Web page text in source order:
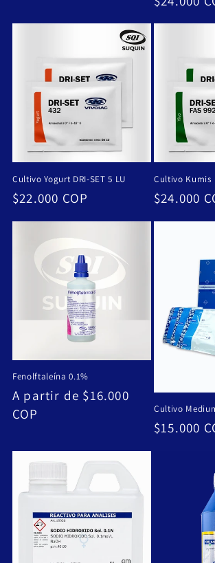
habitual
Cultivo Yogurt DRI-SET 5 LU
Precio
$22.000 COP
Cultivo Kumis
Precio
$24.000
Fenolftaleína 0.1%
Precio
habitual
A partir de $16.000
COP
Cultivo
Precio
$15.000